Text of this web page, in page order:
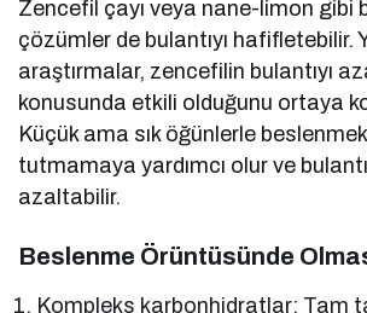
Zencefil çayı veya nane-limon gibi
çözümler de bulantıyı hafifletebilir.
araştırmalar, zencefilin bulantıyı
konusunda etkili olduğunu ortaya
Küçük ama sık öğünlerle
tutmamaya yardımcı olur ve
azaltabilir.
Beslenme Örüntüsünde
Kompleks karbonhidratlar: Tam